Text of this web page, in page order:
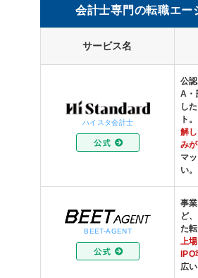
会計士専門の転職エー
サービス名
ハイスタ会計士
公
A・
し
ト。
解
み
マ
い。
BEET-AGENT
事
ど
た
上
広